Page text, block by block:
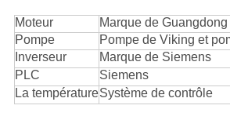
Moteur
Marque de Guangdong
Pompe
Pompe de Viking et
Inverseur
Marque de Siemens
PLC
Siemens
La températureSystème de contrôle